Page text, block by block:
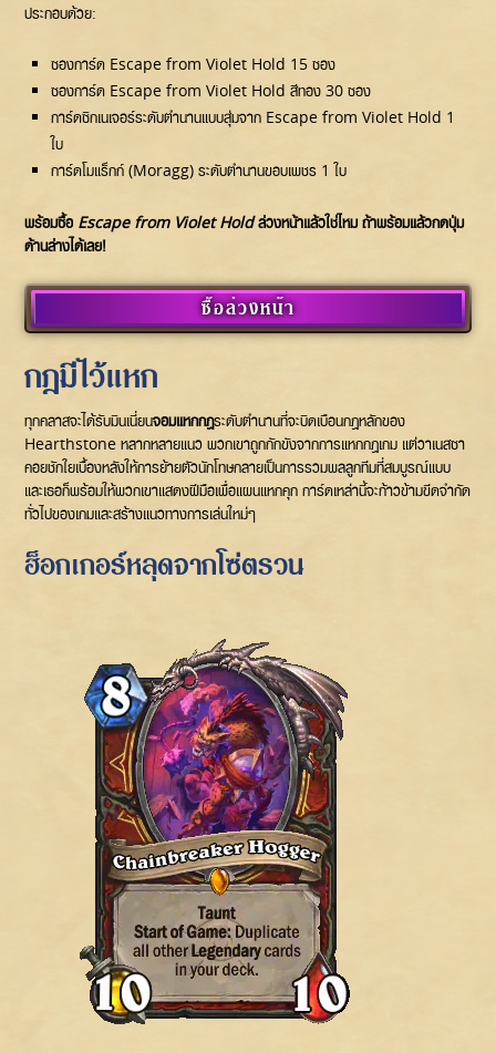
ประกอบด้วย:
ซองการ์ด Escape from Violet Hold 15 ซอง
ซองการ์ด Escape from Violet Hold สีทอง 30 ซอง
การ์ดซิกเนเจอร์ระดับตำนานแบบสุ่มจาก Escape from Violet Hold 1
ใบ
การ์ดโมแร็กก์ (Moragg) ระดับตำนานขอบเพชร 1 ใบ
พร้อมซื้อ Escape from Violet Holdล่วงหน้าแล้วใช่ไหม ถ้าพร้อมแล้วกดปุ่ม
ด้านล่างได้เลย!
ซื้อล่วงหน้า
กฎมีไว้แหก
ทุกคลาสจะได้รับมินเนี่ยนจอมแหกกฎระดับตำนานที่จะบิดเบือนกฎหลักของ
Hearthstone หลากหลายแนว พวกเขาถูกกักขังจากการแหกกฎเกม แต่วาเนสซา
คอยชักใยเบื้องหลังให้การย้ายตัวนักโทษกลายเป็นการรวมพลลูกทีมที่สมบูรณ์แบบ
และเธอก็พร้อมให้พวกเขาแสดงฝีมือเพื่อแผนแหกคุก การ์ดเหล่านี้จะก้าวข้ามขีดจำกัด
ทั่วไปของเกมและสร้างแนวทางการเล่นใหม่ๆ
ฮ็อกเกอร์หลุดจากโซ่ตรวน